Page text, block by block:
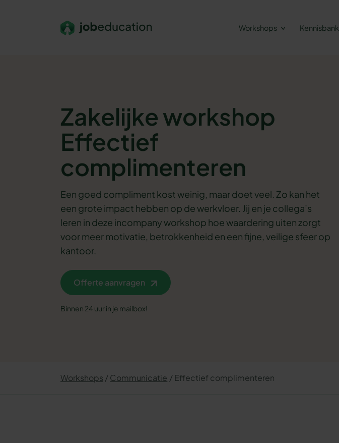
Workshops Kennisbank
Zakelijke workshop
Effectief
complimenteren
Een goed compliment kost weinig, maar doet veel. Zo kan het
een grote impact hebben op de werkvloer. Jij en je collega’s
leren in deze incompany workshop hoe waardering uiten zorgt
voor meer motivatie, betrokkenheid en een fijne, veilige sfeer op
kantoor.
Offerte aanvragen
Binnen 24 uur in je mailbox!
Workshops Communicatie Effectief complimenteren